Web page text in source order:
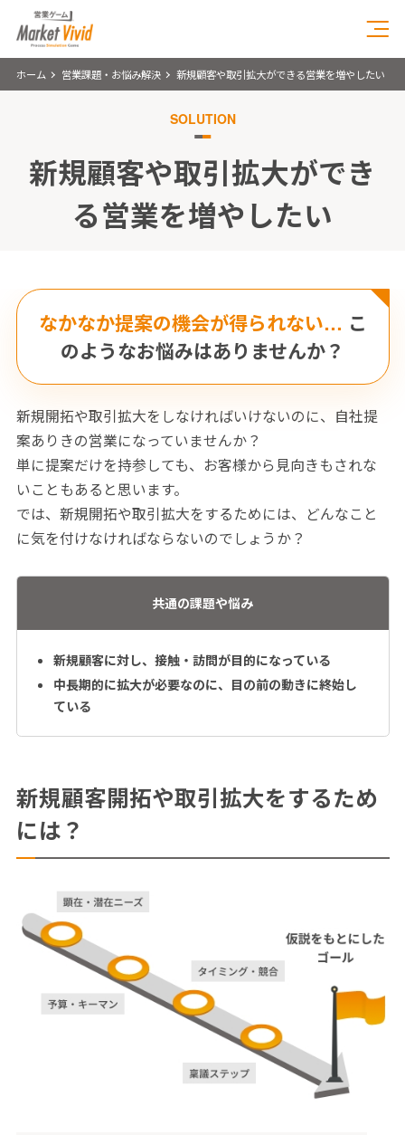
ホーム 営業課題・お悩み解決 新規顧客や取引拡大ができる営業を増やしたい
SOLUTION
新規顧客や取引拡大ができ
る営業を増やしたい
なかなか提案の機会が得られない… こ
のようなお悩みはありませんか？
新規開拓や取引拡大をしなければいけないのに、自社提
案ありきの営業になっていませんか？
単に提案だけを持参しても、お客様から見向きもされな
いこともあると思います。
では、新規開拓や取引拡大をするためには、どんなこと
に気を付けなければならないのでしょうか？
共通の課題や悩み
新規顧客に対し、接触・訪問が目的になっている
中長期的に拡大が必要なのに、目の前の動きに終始し
ている
新規顧客開拓や取引拡大をするため
には？